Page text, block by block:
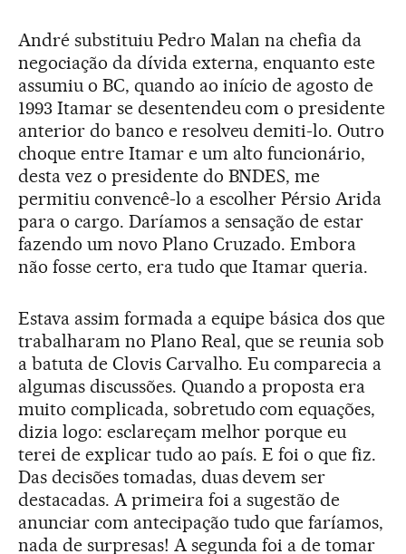
André substituiu Pedro Malan na chefia da
negociação da dívida externa, enquanto este
assumiu o BC, quando ao início de agosto de
1993 Itamar se desentendeu com o presidente
anterior do banco e resolveu demiti-lo. Outro
choque entre Itamar e um alto funcionário,
desta vez o presidente do BNDES, me
permitiu convencê-lo a escolher Pérsio Arida
para o cargo. Daríamos a sensação de estar
fazendo um novo Plano Cruzado. Embora
não fosse certo, era tudo que Itamar queria.
Estava assim formada a equipe básica dos que
trabalharam no Plano Real, que se reunia sob
a batuta de Clovis Carvalho. Eu comparecia a
algumas discussões. Quando a proposta era
muito complicada, sobretudo com equações,
dizia logo: esclareçam melhor porque eu
terei de explicar tudo ao país. E foi o que fiz.
Das decisões tomadas, duas devem ser
destacadas. A primeira foi a sugestão de
anunciar com antecipação tudo que faríamos,
nada de surpresas! A segunda foi a de tomar